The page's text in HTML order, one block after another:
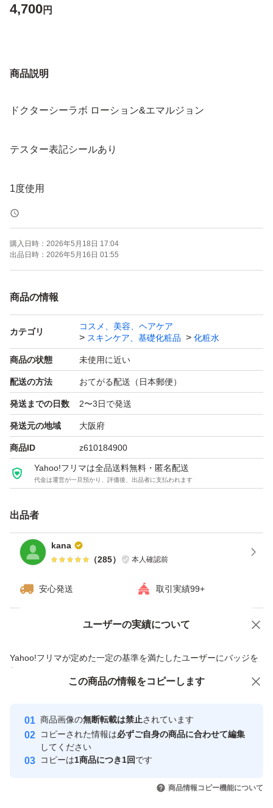
4,700円
商品説明
ドクターシーラボ ローション&エマルジョン
テスター表記シールあり
1度使用
購入日時： 2026年5月18日 17:04
出品日時： 2026年5月16日 01:55
商品の情報
カテゴリ
コスメ、美容、ヘアケア
スキンケア、基礎化粧品
化粧水
商品の状態 未使用に近い
配送の方法 おてがる配送（日本郵便）
発送までの日数 2〜3日で発送
発送元の地域 大阪府
商品ID z610184900
Yahoo!フリマは全品送料無料・匿名配送
代金は運営が一旦預かり、評価後、出品者に支払われます
出品者
kana
（285） 本人確認前
安心発送 取引実績99+
ユーザーの実績について
Yahoo!フリマが定めた一定の基準を満たしたユーザーにバッジを
付与しています
安心取引出品者
心・安全なユーザーです
取引実績
引を完了させた実績があります
価格の相談 商品への質問
この商品の情報をコピーします
商品画像の無断転載は禁止されています
コピーされた情報は必ずご自身の商品に合わせて編集
してください
コピーは1商品につき1回です
商品情報コピー機能について
この商品をみている人にオススメ